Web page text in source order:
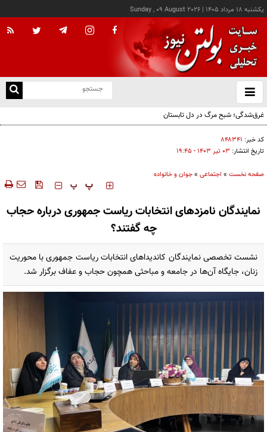
يکشنبه ۱۸ مرداد ۱۴۰۵ |
Sunday , 09 August 2026
باز
و
غرق‌شدگی؛ شبح مرگ در دل تابستان
کد خبر: ۸۴۸۳۴۱
تاریخ انتشار: ۰۳ تير ۱۴۰۳ - ۱۹:۴۵
صفحه نخست » اجتماعی »جوان و خانواده
‍‍‍ پ پ
نمایندگان نامزدهای انتخابات ریاست جمهوری درباره حجاب
چه گفتند؟
نشست تخصصی نمایندگان کاندیداهای انتخابات ریاست جمهوری با محوریت
زنان، جایگاه آن‌ها در جامعه و مباحثی همچون حجاب و عفاف برگزار شد.